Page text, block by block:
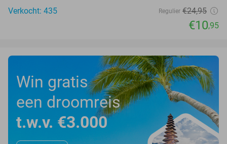
Verkocht: 435
Regulier €24,95
€10,95
Win gratis
een droomreis
t.w.v. €3.000